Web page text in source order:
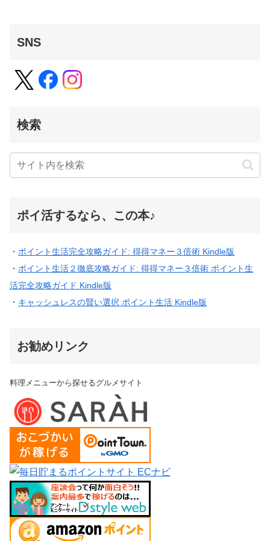
SNS
検索
ポイ活するなら、この本♪
・ ポイント生活完全攻略ガイド: 得得マネー３倍術 Kindle版
・ ポイント生活２徹底攻略ガイド: 得得マネー３倍術 ポイント生
活完全攻略ガイド Kindle版
・ キャッシュレスの賢い選択 ポイント生活 Kindle版
お勧めリンク
料理メニューから探せるグルメサイト